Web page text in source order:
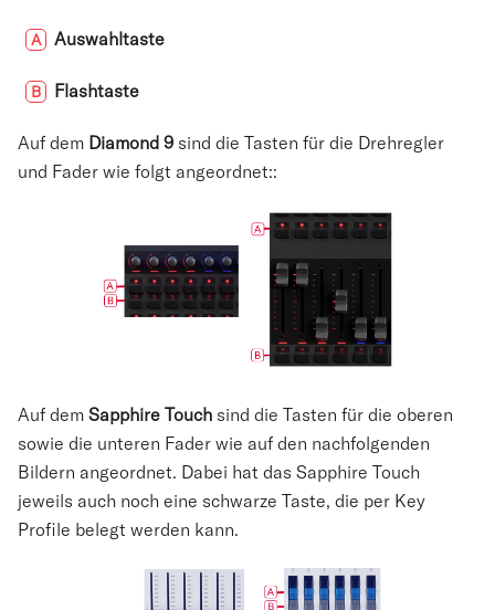
A Auswahltaste
B Flashtaste
Auf dem Diamond 9 sind die Tasten für die Drehregler
und Fader wie folgt angeordnet::
Auf dem Sapphire Touch sind die Tasten für die oberen
sowie die unteren Fader wie auf den nachfolgenden
Bildern angeordnet. Dabei hat das Sapphire Touch
jeweils auch noch eine schwarze Taste, die per Key
Profile belegt werden kann.